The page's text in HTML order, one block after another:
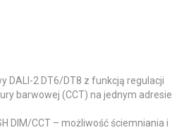
DALI-2 DT6/DT8 z funkcją regulacji
barwowej (CCT) na jednym adresie
DIM/CCT – możliwość ściemniania i